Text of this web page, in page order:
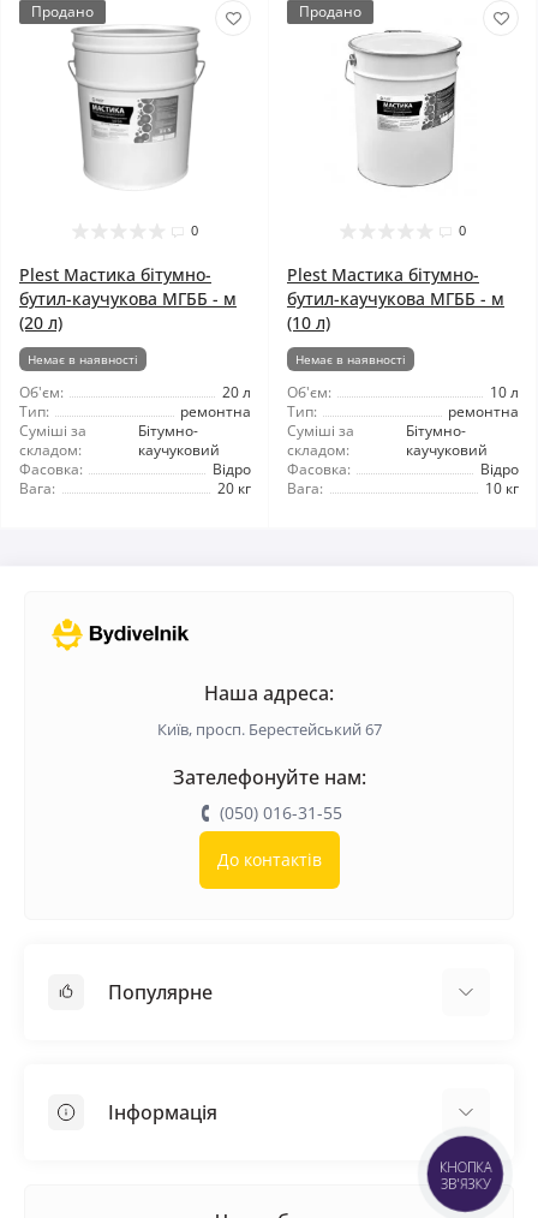
Продано
0
Plest Мастика бітумно-
бутил-каучукова МГББ - м
(20 л)
Немає в наявності
Об'єм:
20 л
Тип:
ремонтна
Суміші за
складом:
Бітумно-
каучуковий
Фасовка:
Відро
Вага:
20 кг
Продано
0
Plest Мастика бітумно-
бутил-каучукова МГББ - м
(10 л)
Немає в наявності
Об'єм:
10 л
Тип:
ремонтна
Суміші за
складом:
Бітумно-
каучуковий
Фасовка:
Відро
Вага:
10 кг
Наша адреса:
Київ, просп. Берестейський 67
Зателефонуйте нам:
(050) 016-31-55
До контактів
Популярне
Самовирівнююча суміш
Інформація
КНОПКА
ЗВ'ЯЗКУ